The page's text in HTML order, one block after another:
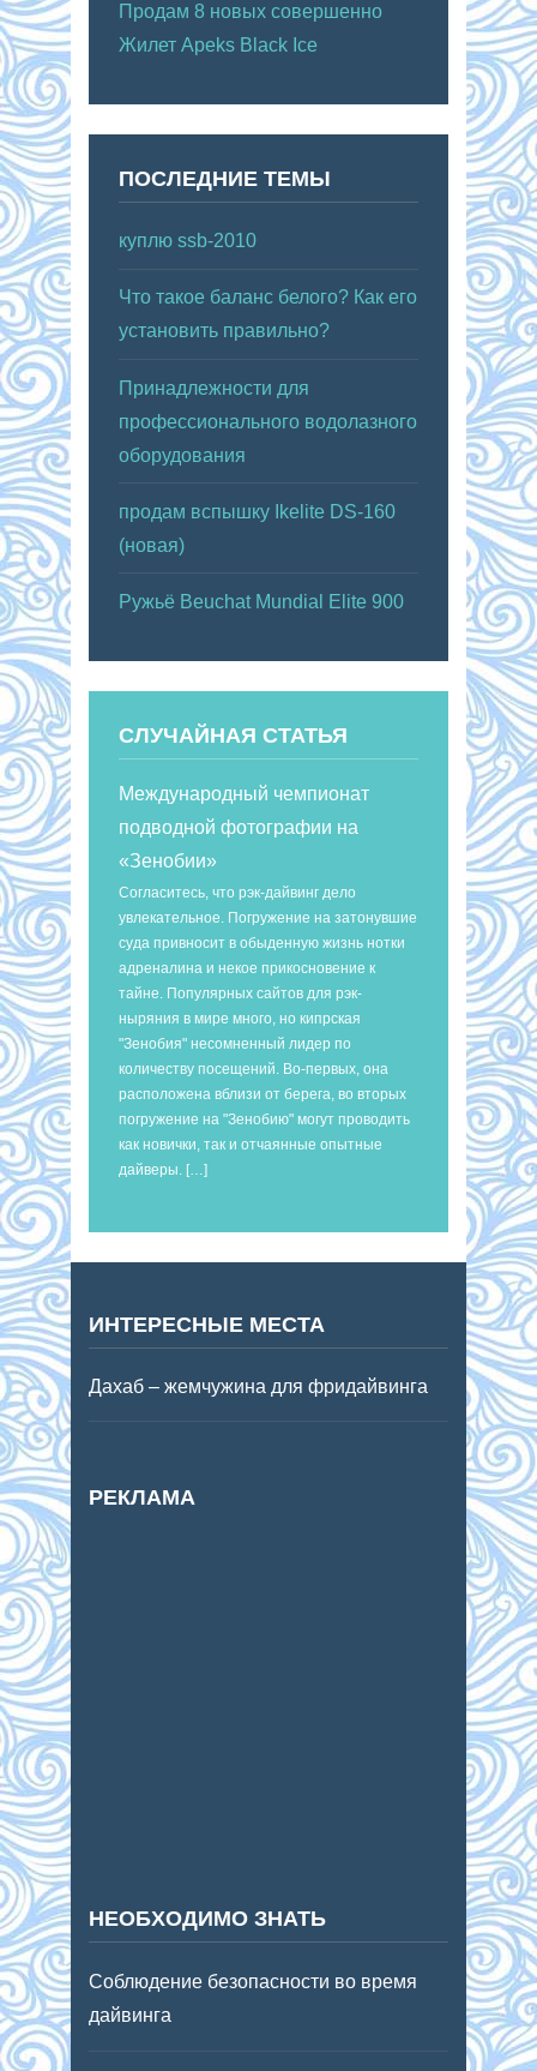
Продам 8 новых совершенно
Жилет Apeks Black Ice
ПОСЛЕДНИЕ ТЕМЫ
куплю ssb-2010
Что такое баланс белого? Как его
установить правильно?
Принадлежности для
профессионального водолазного
оборудования
продам вспышку Ikelite DS-160
(новая)
Ружьё Beuchat Mundial Elite 900
СЛУЧАЙНАЯ СТАТЬЯ
Международный чемпионат
подводной фотографии на
«Зенобии»
Согласитесь, что рэк-дайвинг дело
увлекательное. Погружение на затонувшие
суда привносит в обыденную жизнь нотки
адреналина и некое прикосновение к
тайне. Популярных сайтов для рэк-
ныряния в мире много, но кипрская
"Зенобия" несомненный лидер по
количеству посещений. Во-первых, она
расположена вблизи от берега, во вторых
погружение на "Зенобию" могут проводить
как новички, так и отчаянные опытные
дайверы. […]
ИНТЕРЕСНЫЕ МЕСТА
Дахаб – жемчужина для фридайвинга
РЕКЛАМА
НЕОБХОДИМО ЗНАТЬ
Соблюдение безопасности во время
дайвинга